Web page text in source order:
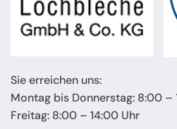
Sie erreichen uns:
Montag bis Donnerstag: 8:00 –
Freitag: 8:00 – 14:00 Uhr